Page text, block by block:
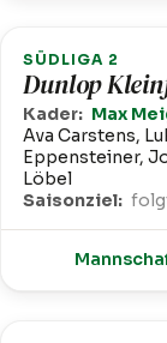
SÜDLIGA 2
Dunlop
Kader: Max
Ava Carstens,
Eppensteiner,
Löbel
Saisonziel: